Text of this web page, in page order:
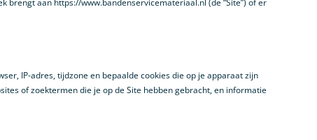
aan https://www.bandenservicemateriaal.nl (de “Site”) of er
IP-adres, tijdzone en bepaalde cookies die op je apparaat zijn
of zoektermen die je op de Site hebben gebracht, en informatie